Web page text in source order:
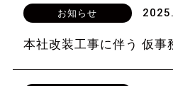
お知らせ
本社改装工事に伴う 仮事